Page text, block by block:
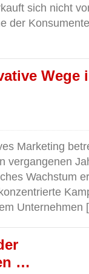
sich nicht
der
Wege
Marketing
vergangenen
Wachstum
…